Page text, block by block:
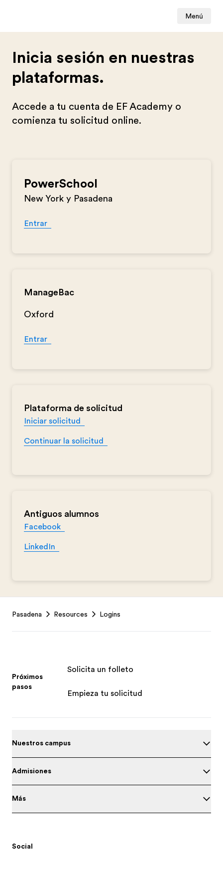
Menú
Inicia sesión en nuestras
plataformas.
Accede a tu cuenta de EF Academy o
comienza tu solicitud online.
PowerSchool
New York y Pasadena
Entrar
ManageBac
Oxford
Entrar
Plataforma de solicitud
Iniciar solicitud
Continuar la solicitud
Antiguos alumnos
Facebook
LinkedIn
Pasadena Resources Logins
Próximos
pasos
Solicita un folleto
Empieza tu solicitud
Nuestros campus
Admisiones
Más
Social